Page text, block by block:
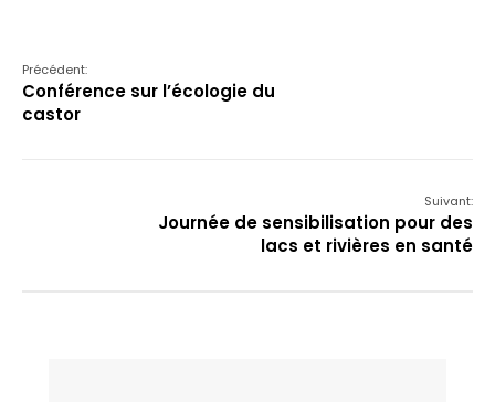
Précédent:
Conférence sur l’écologie du
castor
Suivant:
Journée de sensibilisation pour des
lacs et rivières en santé